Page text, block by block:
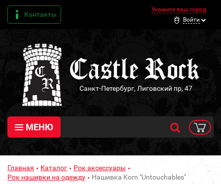
Контакты
Укажите ваш город
Войти
Санкт-Петербург, Лиговский пр, 47
МЕНЮ
Главная Каталог
Рок аксессуары
Рок нашивки на одежду
Нашивка Korn "Untouchables"